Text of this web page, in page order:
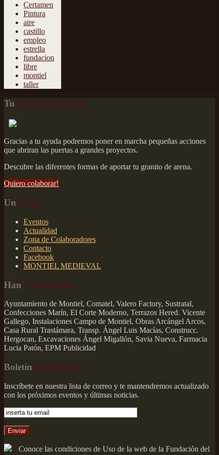
Certamen
Pintura
aire
castillo
empleo
estrella
fundacion
libre
montiel
taller
Tu granito de Arena
Gracias a tu ayuda podremos poner en marcha pequeñas acciones
que abriran las puertas a grandes proyectos.
Descubre las diferentes formas de aportar tu granito de arena.
Quiero colaborar!
Un Atajo
Eventos
Actualidad
Zona de Colaboradores
Contacto
Facebook
MONTIEL MEDIEVAL
Han Colaborado:
Ayuntamiento de Montiel, Comatel, Valero Factory, Sustratal,
Confecciones Marín, El Corte Moderno, Terrazos Hered. Vicente
Gallego, Instalaciones Campo de Montiel, Obras Arcángel Arcos,
Casa Rural Trastámara, Transp. Ángel Luis Macías, Construcc.
Hergocan, Excavaciones Ángel Migallón, Savia Nueva, Farmacia
Lucia Patón, EPM Publicidad
Boletín de Noticias
Inscríbete en nuestra lista de correo y te mantendremos actualizado
con los próximos eventos y últimas noticias.
Conoce las condiciones de Uso de la web de la Fundación del